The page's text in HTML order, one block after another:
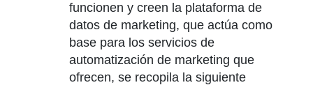
funcionen y creen la plataforma de
datos de marketing, que actúa como
base para los servicios de
automatización de marketing que
ofrecen, se recopila la siguiente